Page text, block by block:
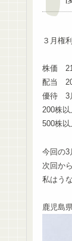
３月権
株価
配当
優待 3
200株
500株
今回の3
次回か
私はう
鹿児島